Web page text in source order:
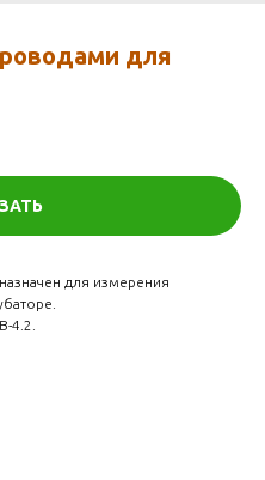
для
для измерения
4.2.